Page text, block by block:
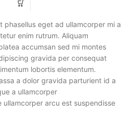
phasellus eget ad ullamcorper mi a
enim rutrum. Aliquam
accumsan sed mi montes
gravida per consequat
lobortis elementum.
a dolor gravida parturient id a
a ullamcorper
arcu est suspendisse